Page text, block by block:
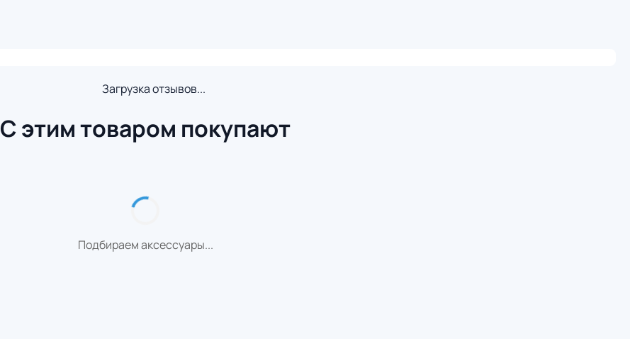
Загрузка отзывов...
С этим товаром покупают
Подбираем аксессуары...